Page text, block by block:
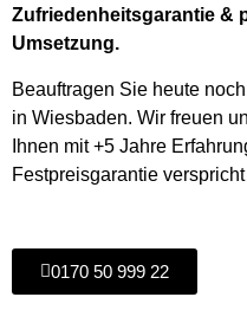
Zufriedenheitsgarantie &
Umsetzung.
Beauftragen Sie heute
in Wiesbaden. Wir freuen
Ihnen mit +5 Jahre
Festpreisgarantie
0170 50 999 22